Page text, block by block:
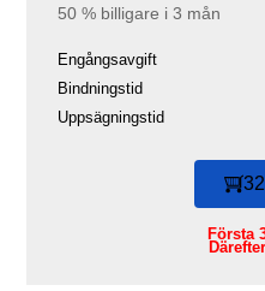
50 % billigare i 3 mån
Engångsavgift
Bindningstid
Uppsägningstid
Första